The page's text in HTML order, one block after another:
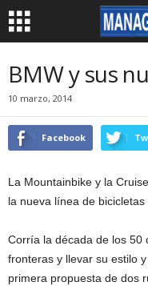
BMW y sus
10 marzo, 2014
Facebook
La Mountainbike y la
la nueva línea de bicicletas
Corría la década de los 50
fronteras y llevar su estilo
primera propuesta de dos